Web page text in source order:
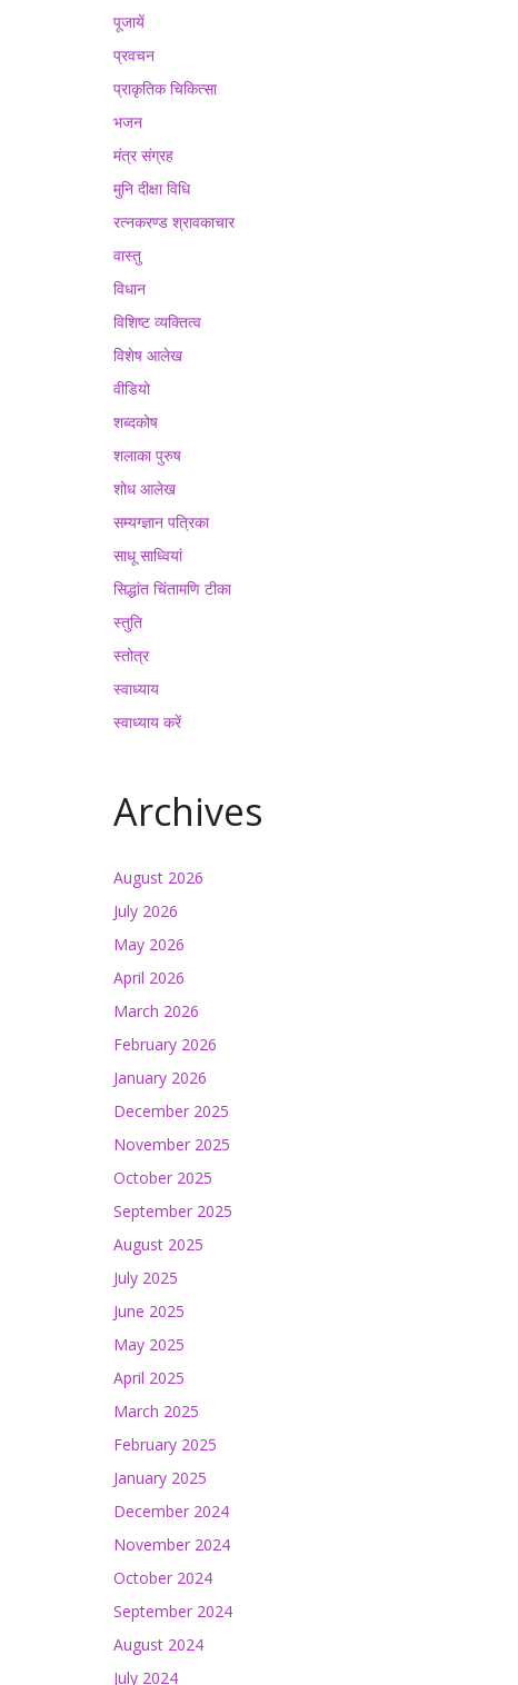
पूजायें
प्रवचन
प्राकृतिक चिकित्सा
भजन
मंत्र संग्रह
मुनि दीक्षा विधि
रत्नकरण्ड श्रावकाचार
वास्तु
विधान
विशिष्ट व्यक्तित्व
विशेष आलेख
वीडियो
शब्दकोष
शलाका पुरुष
शोध आलेख
सम्यग्ज्ञान पत्रिका
साधू साध्वियां
सिद्धांत चिंतामणि टीका
स्तुति
स्तोत्र
स्वाध्याय
स्वाध्याय करें
Archives
August 2026
July 2026
May 2026
April 2026
March 2026
February 2026
January 2026
December 2025
November 2025
October 2025
September 2025
August 2025
July 2025
June 2025
May 2025
April 2025
March 2025
February 2025
January 2025
December 2024
November 2024
October 2024
September 2024
August 2024
July 2024